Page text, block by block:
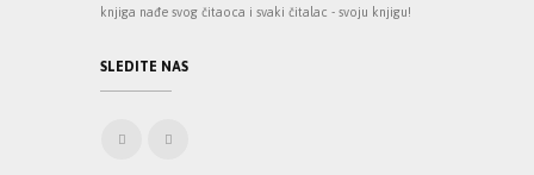
knjiga nađe svog čitaoca i svaki čitalac - svoju knjigu!
SLEDITE NAS